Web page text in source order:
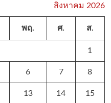
สิงหาคม 2026
พฤ. ศ. ส.
1
6 7 8
13 14 15